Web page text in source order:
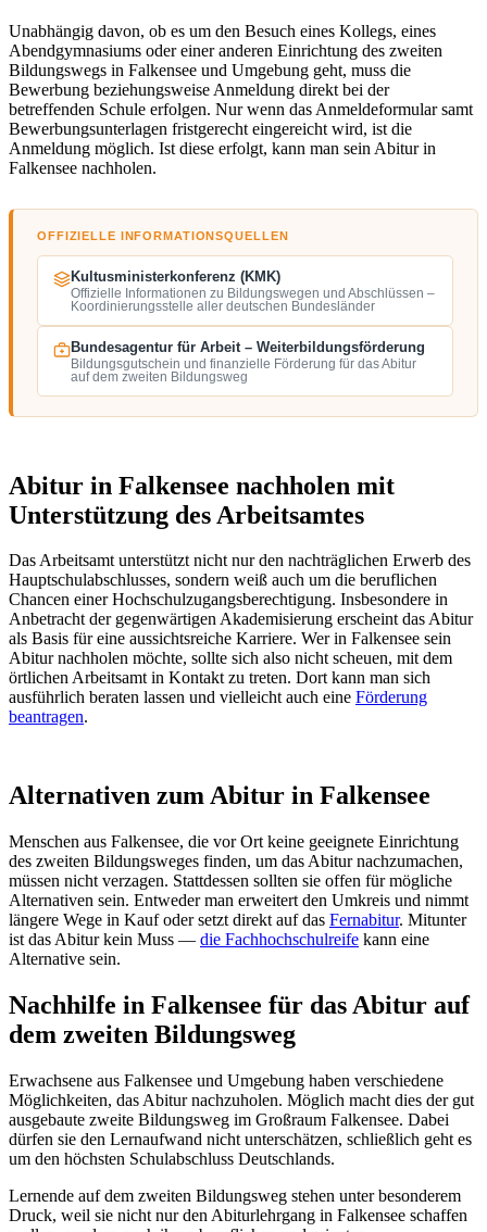
Unabhängig davon, ob es um den Besuch eines Kollegs, eines
Abendgymnasiums oder einer anderen Einrichtung des zweiten
Bildungswegs in Falkensee und Umgebung geht, muss die
Bewerbung beziehungsweise Anmeldung direkt bei der
betreffenden Schule erfolgen. Nur wenn das Anmeldeformular samt
Bewerbungsunterlagen fristgerecht eingereicht wird, ist die
Anmeldung möglich. Ist diese erfolgt, kann man sein Abitur in
Falkensee nachholen.
OFFIZIELLE INFORMATIONSQUELLEN
Kultusministerkonferenz (KMK)
Offizielle Informationen zu Bildungswegen und Abschlüssen –
Koordinierungsstelle aller deutschen Bundesländer
Bundesagentur für Arbeit – Weiterbildungsförderung
Bildungsgutschein und finanzielle Förderung für das Abitur
auf dem zweiten Bildungsweg
Abitur in Falkensee nachholen mit
Unterstützung des Arbeitsamtes
Das Arbeitsamt unterstützt nicht nur den nachträglichen Erwerb des
Hauptschulabschlusses, sondern weiß auch um die beruflichen
Chancen einer Hochschulzugangsberechtigung. Insbesondere in
Anbetracht der gegenwärtigen Akademisierung erscheint das Abitur
als Basis für eine aussichtsreiche Karriere. Wer in Falkensee sein
Abitur nachholen möchte, sollte sich also nicht scheuen, mit dem
örtlichen Arbeitsamt in Kontakt zu treten. Dort kann man sich
ausführlich beraten lassen und vielleicht auch eine Förderung
beantragen.
Alternativen zum Abitur in Falkensee
Menschen aus Falkensee, die vor Ort keine geeignete Einrichtung
des zweiten Bildungsweges finden, um das Abitur nachzumachen,
müssen nicht verzagen. Stattdessen sollten sie offen für mögliche
Alternativen sein. Entweder man erweitert den Umkreis und nimmt
längere Wege in Kauf oder setzt direkt auf das Fernabitur. Mitunter
ist das Abitur kein Muss — die Fachhochschulreife kann eine
Alternative sein.
Nachhilfe in Falkensee für das Abitur auf
dem zweiten Bildungsweg
Erwachsene aus Falkensee und Umgebung haben verschiedene
Möglichkeiten, das Abitur nachzuholen. Möglich macht dies der gut
ausgebaute zweite Bildungsweg im Großraum Falkensee. Dabei
dürfen sie den Lernaufwand nicht unterschätzen, schließlich geht es
um den höchsten Schulabschluss Deutschlands.
Lernende auf dem zweiten Bildungsweg stehen unter besonderem
Druck, weil sie nicht nur den Abiturlehrgang in Falkensee schaffen